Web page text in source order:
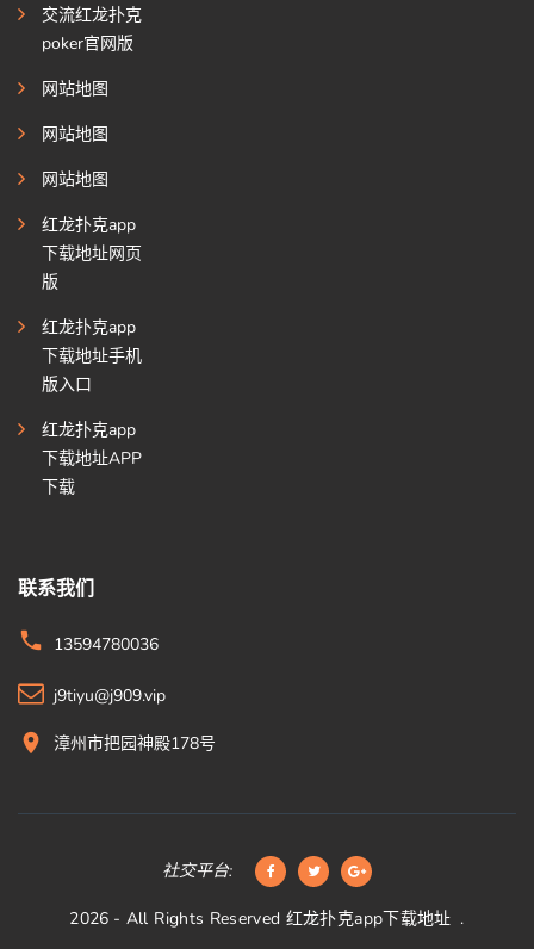
交流红龙扑克
poker官网版
网站地图
网站地图
网站地图
红龙扑克app
下载地址网页
版
红龙扑克app
下载地址手机
版入口
红龙扑克app
下载地址APP
下载
联系我们
13594780036
j9tiyu@j909.vip
漳州市把园神殿178号
社交平台:
2026 - All Rights Reserved 红龙扑克app下载地址 .